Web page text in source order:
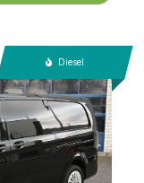
Diesel